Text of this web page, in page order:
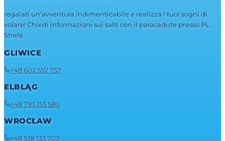
regalati un'avventura indimenticabile e realizza i tuoi sogni di
volare! Chiedi informazioni sui salti con il paracadute presso PL
Strefa
GLIWICE
+48 602 557 757
ELBLĄG
+48 793 155 580
WROCŁAW
+48 538 133 703